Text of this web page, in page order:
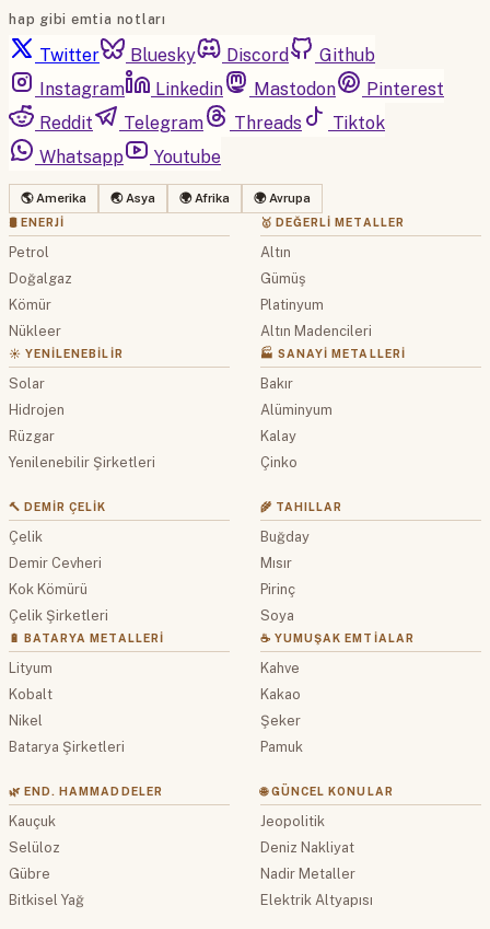
hap gibi emtia notları
Twitter Bluesky Discord
Github
Instagram
Linkedin Mastodon
Pinterest
Reddit
Telegram Threads
Tiktok
Whatsapp
Youtube
🌎 Amerika 🌏 Asya 🌍 Afrika 🌍 Avrupa
🛢 ENERJI
Petrol
Doğalgaz
Kömür
Nükleer
☀️ YENILENEBILIR
Solar
Hidrojen
Rüzgar
Yenilenebilir Şirketleri
🥇 DEĞERLI METALLER
Altın
Gümüş
Platinyum
Altın Madencileri
🏭 SANAYI METALLERI
Bakır
Alüminyum
Kalay
Çinko
🔨 DEMIR ÇELIK
Çelik
Demir Cevheri
Kok Kömürü
Çelik Şirketleri
🔋 BATARYA METALLERI
Lityum
Kobalt
Nikel
Batarya Şirketleri
🌾 TAHILLAR
Buğday
Mısır
Pirinç
Soya
☕ YUMUŞAK EMTIALAR
Kahve
Kakao
Şeker
Pamuk
🌿 END. HAMMADDELER
Kauçuk
Selüloz
Gübre
Bitkisel Yağ
🌐 GÜNCEL KONULAR
Jeopolitik
Deniz Nakliyat
Nadir Metaller
Elektrik Altyapısı